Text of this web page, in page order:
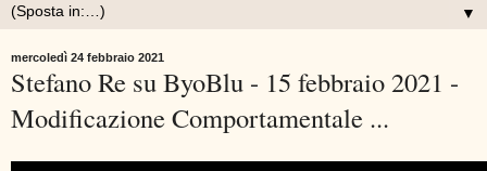
▼
mercoledì 24 febbraio 2021
Stefano Re su ByoBlu - 15 febbraio 2021 -
Modificazione Comportamentale ...